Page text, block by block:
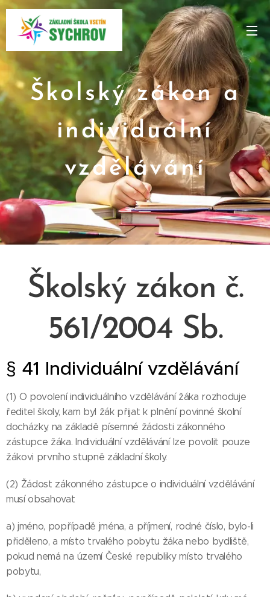
Školský zákon a
individuální
vzdělávání
Školský zákon č.
561/2004 Sb.
§ 41 Individuální vzdělávání
(1) O povolení individuálního vzdělávání žáka rozhoduje
ředitel školy, kam byl žák přijat k plnění povinné školní
docházky, na základě písemné žádosti zákonného
zástupce žáka. Individuální vzdělávání lze povolit pouze
žákovi prvního stupně základní školy.
(2) Žádost zákonného zástupce o individuální vzdělávání
musí obsahovat
a) jméno, popřípadě jména, a příjmení, rodné číslo, bylo-li
přiděleno, a místo trvalého pobytu žáka nebo bydliště,
pokud nemá na území České republiky místo trvalého
pobytu,